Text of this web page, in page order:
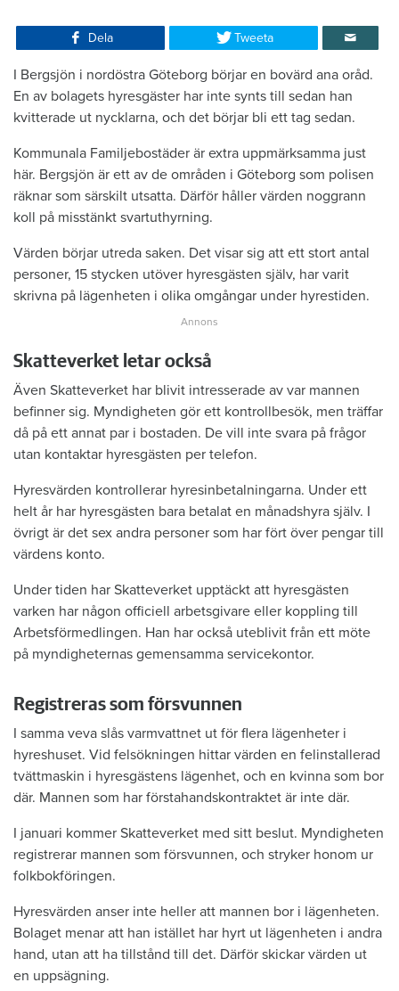
Dela Tweeta
I Bergsjön i nordöstra Göteborg börjar en bovärd ana oråd.
En av bolagets hyresgäster har inte synts till sedan han
kvitterade ut nycklarna, och det börjar bli ett tag sedan.
Kommunala Familjebostäder är extra uppmärksamma just
här. Bergsjön är ett av de områden i Göteborg som polisen
räknar som särskilt utsatta. Därför håller värden noggrann
koll på misstänkt svartuthyrning.
Värden börjar utreda saken. Det visar sig att ett stort antal
personer, 15 stycken utöver hyresgästen själv, har varit
skrivna på lägenheten i olika omgångar under hyrestiden.
Skatteverket letar också
Även Skatteverket har blivit intresserade av var mannen
befinner sig. Myndigheten gör ett kontrollbesök, men träffar
då på ett annat par i bostaden. De vill inte svara på frågor
utan kontaktar hyresgästen per telefon.
Hyresvärden kontrollerar hyresinbetalningarna. Under ett
helt år har hyresgästen bara betalat en månadshyra själv. I
övrigt är det sex andra personer som har fört över pengar till
värdens konto.
Under tiden har Skatteverket upptäckt att hyresgästen
varken har någon officiell arbetsgivare eller koppling till
Arbetsförmedlingen. Han har också uteblivit från ett möte
på myndigheternas gemensamma servicekontor.
Registreras som försvunnen
I samma veva slås varmvattnet ut för flera lägenheter i
hyreshuset. Vid felsökningen hittar värden en felinstallerad
tvättmaskin i hyresgästens lägenhet, och en kvinna som bor
där. Mannen som har förstahandskontraktet är inte där.
I januari kommer Skatteverket med sitt beslut. Myndigheten
registrerar mannen som försvunnen, och stryker honom ur
folkbokföringen.
Hyresvärden anser inte heller att mannen bor i lägenheten.
Bolaget menar att han istället har hyrt ut lägenheten i andra
hand, utan att ha tillstånd till det. Därför skickar värden ut
en uppsägning.